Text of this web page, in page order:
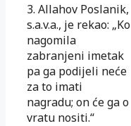
3. Allahov Poslanik,
s.a.v.a., je rekao: „Ko
nagomila
zabranjeni imetak
pa ga podijeli neće
za to imati
nagradu; on će ga o
vratu nositi.“